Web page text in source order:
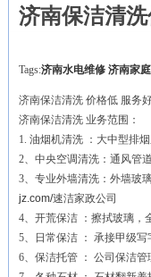
济南保洁清
Tags:济南水电维修 济南家
济南保洁清洗 价格低 服务
济南保洁清洗 业务范围：
1. 油烟机清洗 ：大中型排
2、中央空调清洗：通风管
3、专业外墙清洗：外墙玻
jz.com/速洁家政公司
4、开荒保洁 ：擦拭玻璃，
5、日常保洁 ： 承接甲级
6、保洁托管 ： 公司保洁